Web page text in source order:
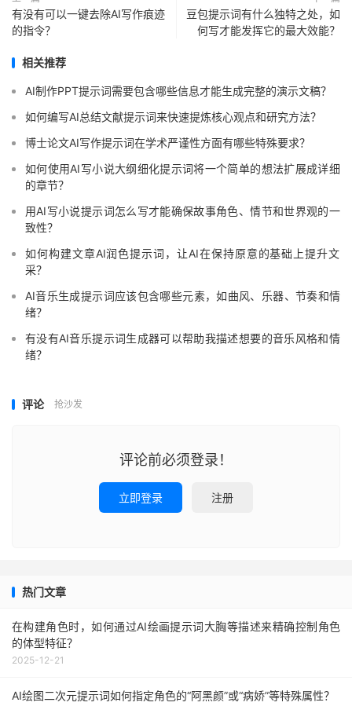
有没有可以一键去除AI写作痕迹
的指令？
豆包提示词有什么独特之处，如
何写才能发挥它的最大效能？
相关推荐
AI制作PPT提示词需要包含哪些信息才能生成完整的演示文稿？
如何编写AI总结文献提示词来快速提炼核心观点和研究方法？
博士论文AI写作提示词在学术严谨性方面有哪些特殊要求？
如何使用AI写小说大纲细化提示词将一个简单的想法扩展成详细
的章节？
用AI写小说提示词怎么写才能确保故事角色、情节和世界观的一
致性？
如何构建文章AI润色提示词，让AI在保持原意的基础上提升文
采？
AI音乐生成提示词应该包含哪些元素，如曲风、乐器、节奏和情
绪？
有没有AI音乐提示词生成器可以帮助我描述想要的音乐风格和情
绪？
评论 抢沙发
评论前必须登录！
立即登录 注册
热门文章
在构建角色时，如何通过AI绘画提示词大胸等描述来精确控制角色
的体型特征？
2025-12-21
AI绘图二次元提示词如何指定角色的“阿黑颜”或“病娇”等特殊属性？